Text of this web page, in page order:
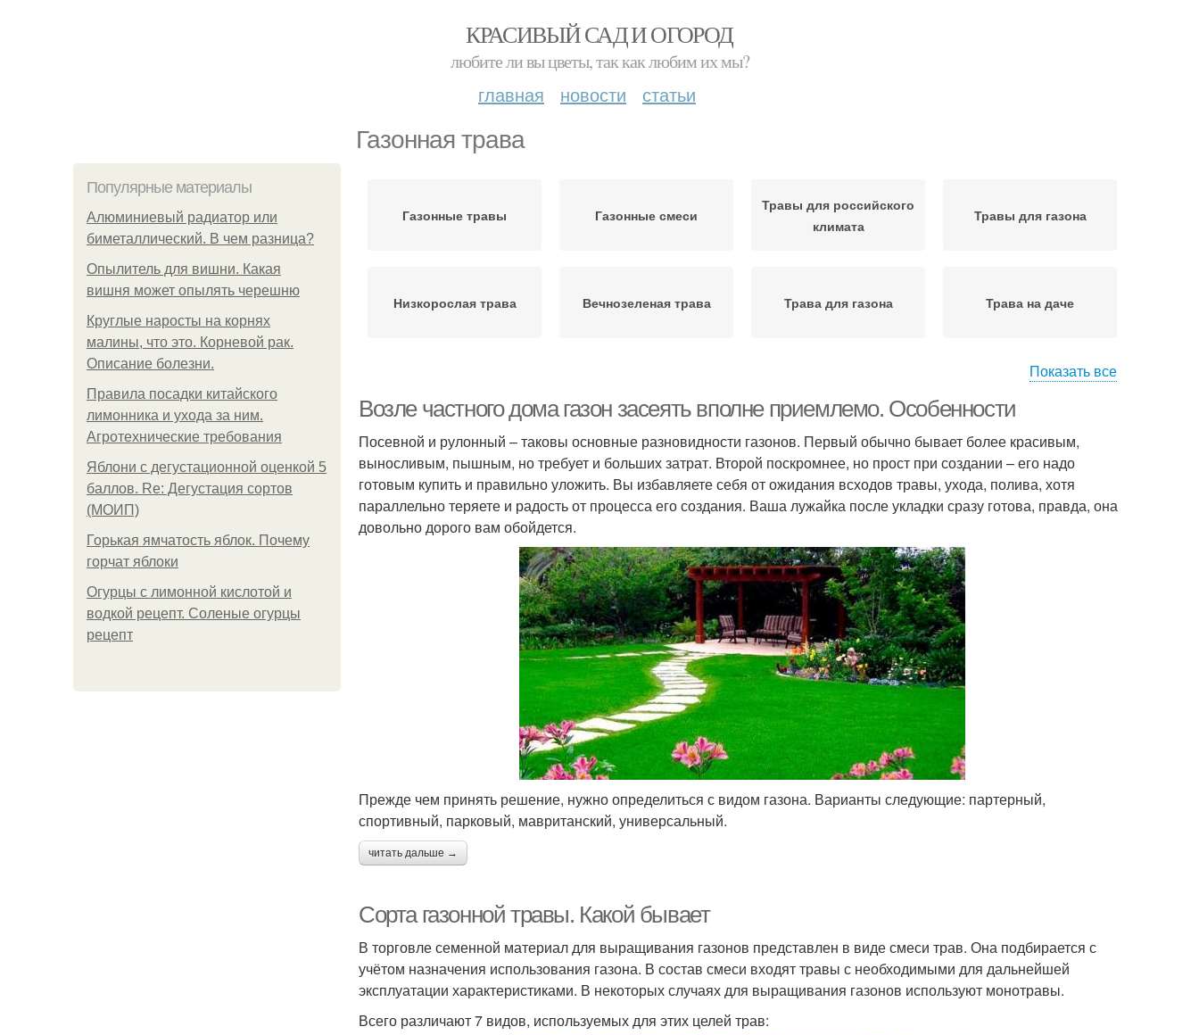
КРАСИВЫЙ САД И ОГОРОД
любите ли вы цветы, так как любим их мы?
главная новости статьи
Газонная трава
Популярные материалы
Алюминиевый радиатор или
биметаллический. В чем разница?
Опылитель для вишни. Какая
вишня может опылять черешню
Круглые наросты на корнях
малины, что это. Корневой рак.
Описание болезни.
Правила посадки китайского
лимонника и ухода за ним.
Агротехнические требования
Яблони с дегустационной оценкой 5
баллов. Re: Дегустация сортов
(МОИП)
Горькая ямчатость яблок. Почему
горчат яблоки
Огурцы с лимонной кислотой и
водкой рецепт. Соленые огурцы
рецепт
Газонные травы Газонные смеси
Травы для российского
климата
Травы для газона
Низкорослая трава Вечнозеленая трава Трава для газона Трава на даче
покрытия
Искусственная трава
Показать все
Возле частного дома газон засеять вполне приемлемо. Особенности
Посевной и рулонный – таковы основные разновидности газонов. Первый обычно бывает более красивым,
выносливым, пышным, но требует и больших затрат. Второй поскромнее, но прост при создании – его надо
готовым купить и правильно уложить. Вы избавляете себя от ожидания всходов травы, ухода, полива, хотя
параллельно теряете и радость от процесса его создания. Ваша лужайка после укладки сразу готова, правда, она
довольно дорого вам обойдется.
Прежде чем принять решение, нужно определиться с видом газона. Варианты следующие: партерный,
спортивный, парковый, мавританский, универсальный.
читать дальше →
Сорта газонной травы. Какой бывает
В торговле семенной материал для выращивания газонов представлен в виде смеси трав. Она подбирается с
учётом назначения использования газона. В состав смеси входят травы с необходимыми для дальнейшей
эксплуатации характеристиками. В некоторых случаях для выращивания газонов используют монотравы.
Всего различают 7 видов, используемых для этих целей трав: